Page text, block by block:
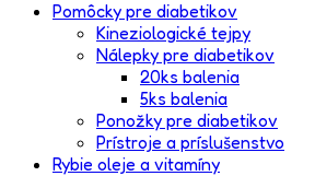
Pomôcky pre diabetikov
Kineziologické tejpy
Nálepky pre diabetikov
20ks balenia
5ks balenia
Ponožky pre diabetikov
Prístroje a príslušenstvo
Rybie oleje a vitamíny